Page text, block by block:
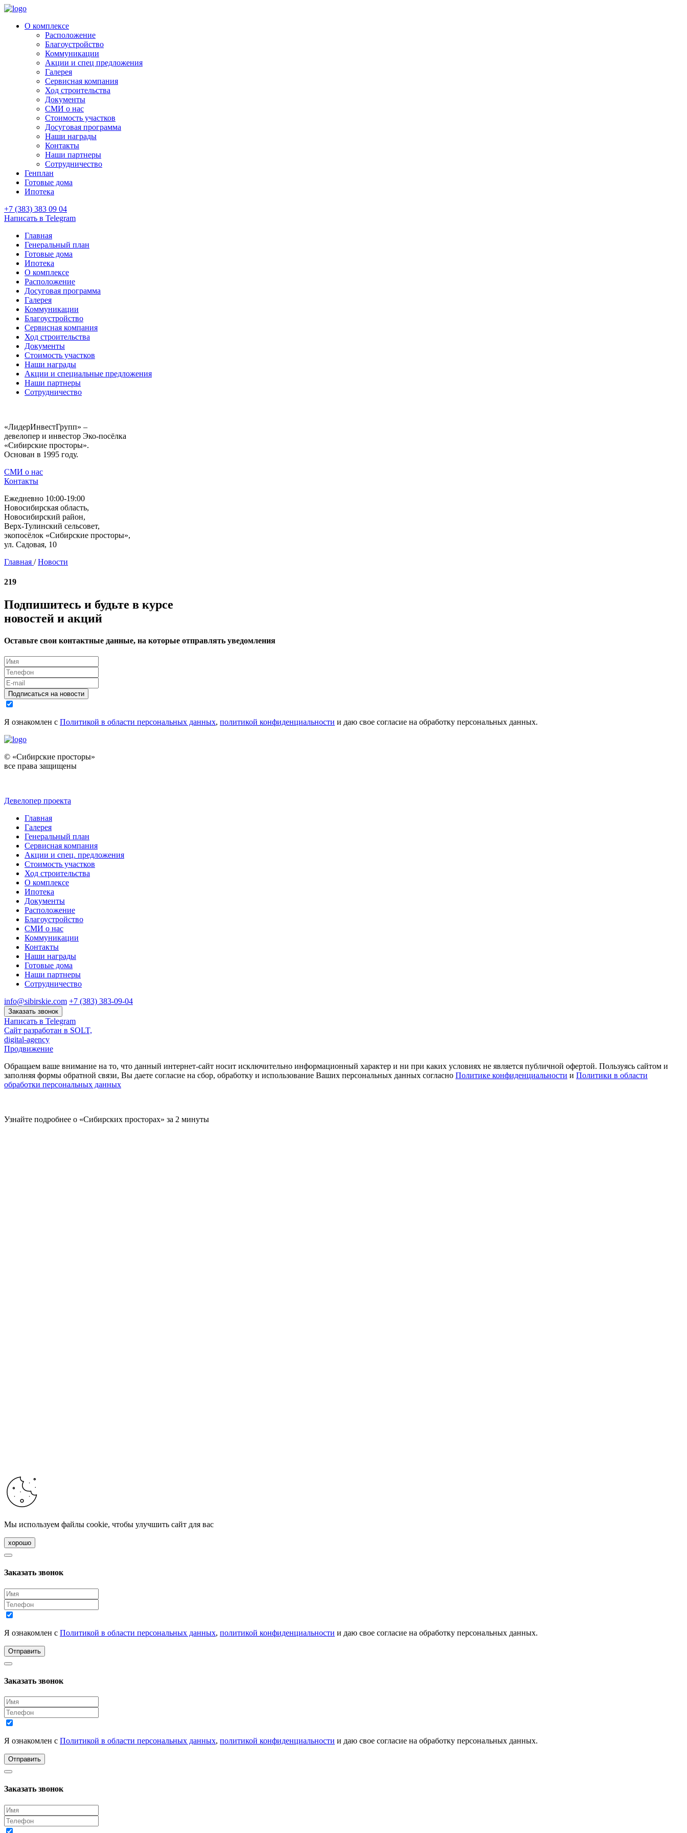
О комплексе
Расположение
Благоустройство
Коммуникации
Акции и спец предложения
Галерея
Сервисная компания
Ход строительства
Документы
СМИ о нас
Стоимость участков
Досуговая программа
Наши награды
Контакты
Наши партнеры
Сотрудничество
Генплан
Готовые дома
Ипотека
+7 (383) 383 09 04
Написать в Telegram
Главная
Генеральный план
Готовые дома
Ипотека
О комплексе
Расположение
Досуговая программа
Галерея
Коммуникации
Благоустройство
Сервисная компания
Ход строительства
Документы
Стоимость участков
Наши награды
Акции и специальные предложения
Наши партнеры
Сотрудничество
«ЛидерИнвестГрупп» –
девелопер и инвестор Эко-посёлка
«Сибирские просторы».
Основан в 1995 году.
СМИ о нас
Контакты
Ежедневно 10:00-19:00
Новосибирская область,
Новосибирский район,
Верх-Тулинский сельсовет,
экопосёлок «Сибирские просторы»,
ул. Садовая, 10
Главная / Новости
219
Подпишитесь и будьте в курсе
новостей и акций
Оставьте свои контактные данные, на которые отправлять уведомления
Подписаться на новости
Я ознакомлен с Политикой в области персональных данных, политикой конфиденциальности и даю свое согласие на обработку персональных данных.
© «Сибирские просторы»
все права защищены
Девелопер проекта
Главная
Галерея
Генеральный план
Сервисная компания
Акции и спец. предложения
Стоимость участков
Ход строительства
О комплексе
Ипотека
Документы
Расположение
Благоустройство
СМИ о нас
Коммуникации
Контакты
Наши награды
Готовые дома
Наши партнеры
Сотрудничество
info@sibirskie.com +7 (383) 383-09-04
Заказать звонок
Написать в Telegram
Сайт разработан в SOLT,
digital-agency
Продвижение
Обращаем ваше внимание на то, что данный интернет-сайт носит исключительно информационный характер и ни при каких условиях не является публичной офертой. Пользуясь сайтом и
заполняя формы обратной связи, Вы даете согласие на сбор, обработку и использование Ваших персональных данных согласно Политике конфиденциальности и Политики в области
обработки персональных данных
Узнайте подробнее о «Сибирских просторах» за 2 минуты
Мы используем файлы cookie, чтобы улучшить сайт для вас
хорошо
Заказать звонок
Я ознакомлен с Политикой в области персональных данных, политикой конфиденциальности и даю свое согласие на обработку персональных данных.
Отправить
Заказать звонок
Я ознакомлен с Политикой в области персональных данных, политикой конфиденциальности и даю свое согласие на обработку персональных данных.
Отправить
Заказать звонок